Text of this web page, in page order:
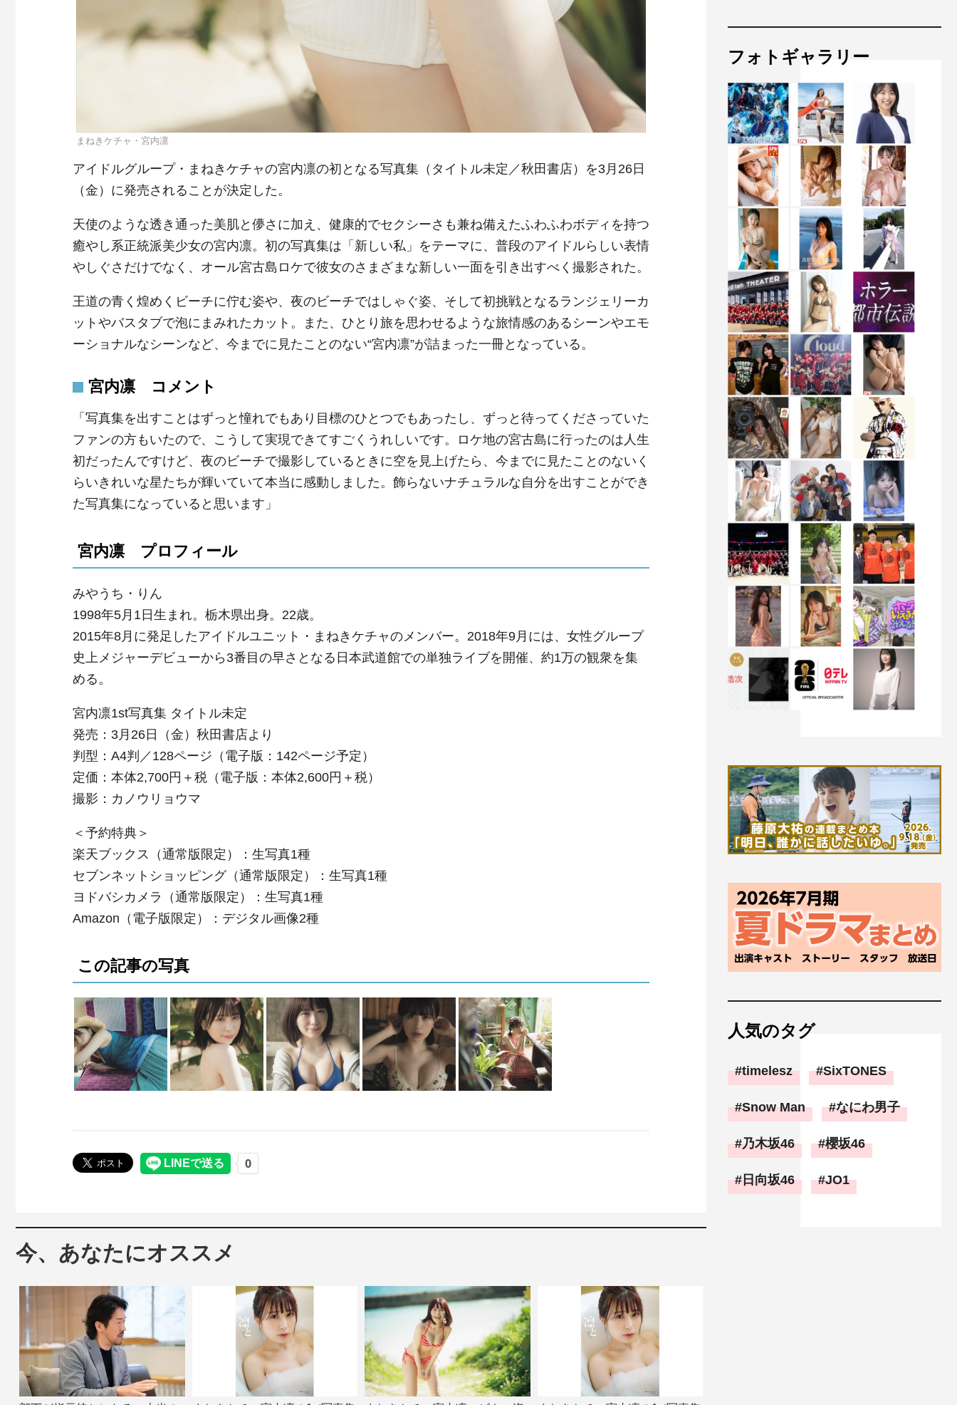
まねきケチャ・宮内凛
アイドルグループ・まねきケチャの宮内凛の初となる写真集（タイトル未定／秋田書店）を3月26日
（金）に発売されることが決定した。
天使のような透き通った美肌と儚さに加え、健康的でセクシーさも兼ね備えたふわふわボディを持つ
癒やし系正統派美少女の宮内凛。初の写真集は「新しい私」をテーマに、普段のアイドルらしい表情
やしぐさだけでなく、オール宮古島ロケで彼女のさまざまな新しい一面を引き出すべく撮影された。
王道の青く煌めくビーチに佇む姿や、夜のビーチではしゃぐ姿、そして初挑戦となるランジェリーカ
ットやバスタブで泡にまみれたカット。また、ひとり旅を思わせるような旅情感のあるシーンやエモ
ーショナルなシーンなど、今までに見たことのない“宮内凛”が詰まった一冊となっている。
宮内凛 コメント
「写真集を出すことはずっと憧れでもあり目標のひとつでもあったし、ずっと待ってくださっていた
ファンの方もいたので、こうして実現できてすごくうれしいです。ロケ地の宮古島に行ったのは人生
初だったんですけど、夜のビーチで撮影しているときに空を見上げたら、今までに見たことのないく
らいきれいな星たちが輝いていて本当に感動しました。飾らないナチュラルな自分を出すことができ
た写真集になっていると思います」
宮内凛 プロフィール
みやうち・りん
1998年5月1日生まれ。栃木県出身。22歳。
2015年8月に発足したアイドルユニット・まねきケチャのメンバー。2018年9月には、女性グループ
史上メジャーデビューから3番目の早さとなる日本武道館での単独ライブを開催、約1万の観衆を集
める。
宮内凛1st写真集 タイトル未定
発売：3月26日（金）秋田書店より
判型：A4判／128ページ（電子版：142ページ予定）
定価：本体2,700円＋税（電子版：本体2,600円＋税）
撮影：カノウリョウマ
＜予約特典＞
楽天ブックス（通常版限定）：生写真1種
セブンネットショッピング（通常版限定）：生写真1種
ヨドバシカメラ（通常版限定）：生写真1種
Amazon（電子版限定）：デジタル画像2種
この記事の写真
今、あなたにオススメ
フォトギャラリー
人気のタグ
timelesz SixTONES
Snow Man なにわ男子
乃木坂46 櫻坂46
日向坂46 JO1